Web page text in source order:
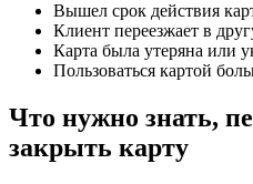
Вышел срок действия
Клиент переезжает в
Карта была утеряна или
Пользоваться картой
Что нужно знать,
закрыть карту